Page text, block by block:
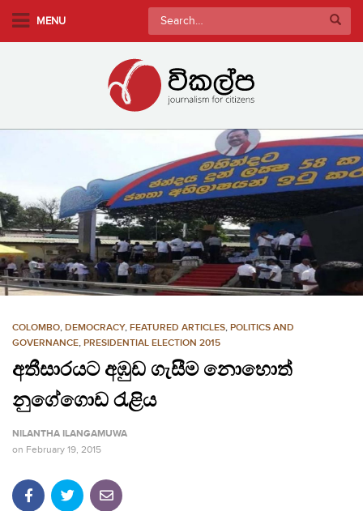
m
n
c
o
n
t
e
MENU
Search
for:
COLOMBO, DEMOCRACY, FEATURED ARTICLES, POLITICS AND
GOVERNANCE, PRESIDENTIAL ELECTION 2015
අතීසාරයට අඹුඩ ගැසීම නොහොත්
නුගේගොඩ රැළිය
NILANTHA ILANGAMUWA
on February 19, 2015